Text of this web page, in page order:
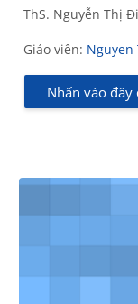
ThS. Nguyễn Thị
Giáo viên: Nguyen
Nhấn vào